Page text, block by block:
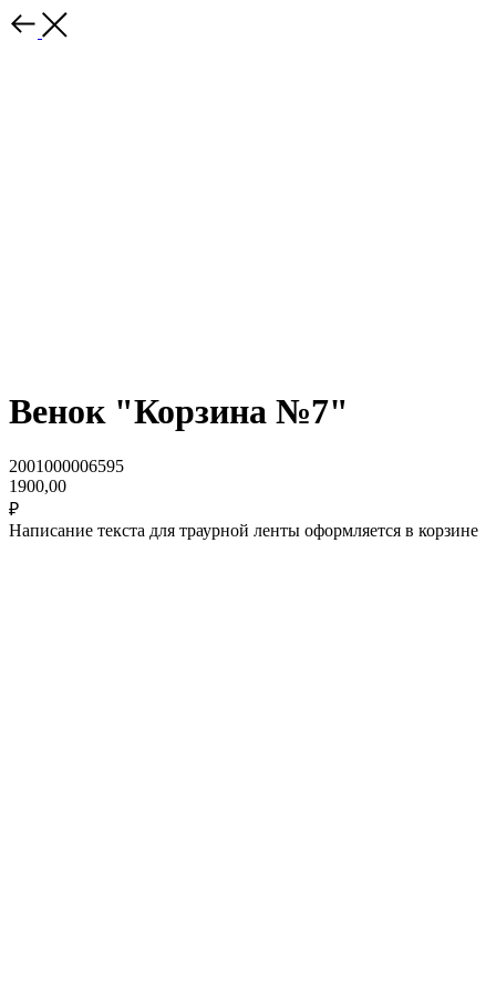
Венок "Корзина №7"
2001000006595
1900,00
₽
Написание текста для траурной ленты оформляется в корзине